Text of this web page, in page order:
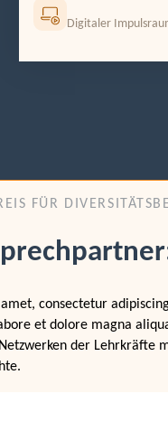
Digitaler
FÜR
consectetur
et dolore magna
der Lehrkräfte